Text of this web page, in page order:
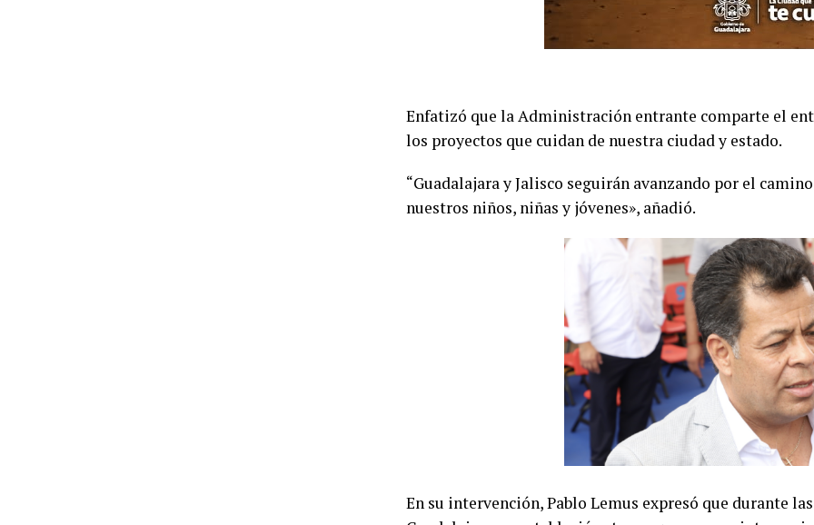
Enfatizó que la Administración entrante comparte el
los proyectos que cuidan de nuestra ciudad y estado.
“Guadalajara y Jalisco seguirán avanzando por el
nuestros niños, niñas y jóvenes», añadió.
En su intervención, Pablo Lemus expresó que durante